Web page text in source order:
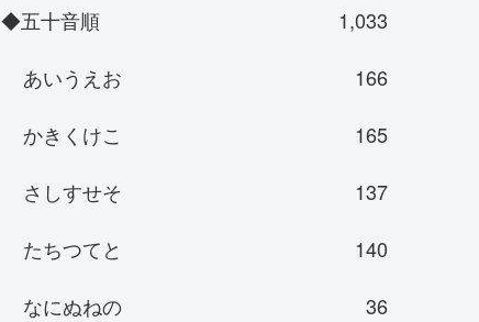
◆五十音順
1,033
あいうえお
166
かきくけこ
165
さしすせそ
137
たちつてと
140
なにぬねの
36